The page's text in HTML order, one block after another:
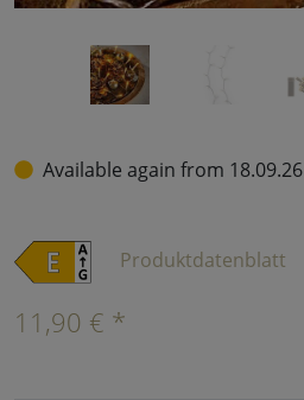
Available again from
Produktdatenblatt
11,90 € *